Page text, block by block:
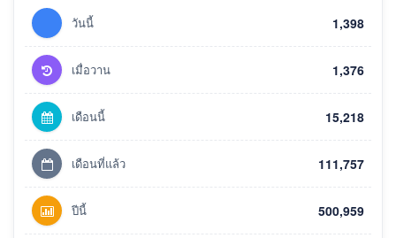
วันนี้ 1,398
เมื่อวาน 1,376
เดือนนี้ 15,218
เดือนที่แล้ว 111,757
ปีนี้ 500,959